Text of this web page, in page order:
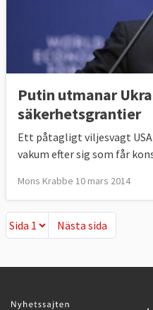
Putin utmanar
säkerhetsgrantier
Ett påtagligt viljesvagt
vakum efter sig som får
Mons Krabbe 10 mars 2014
Nästa sida
Nästa sida